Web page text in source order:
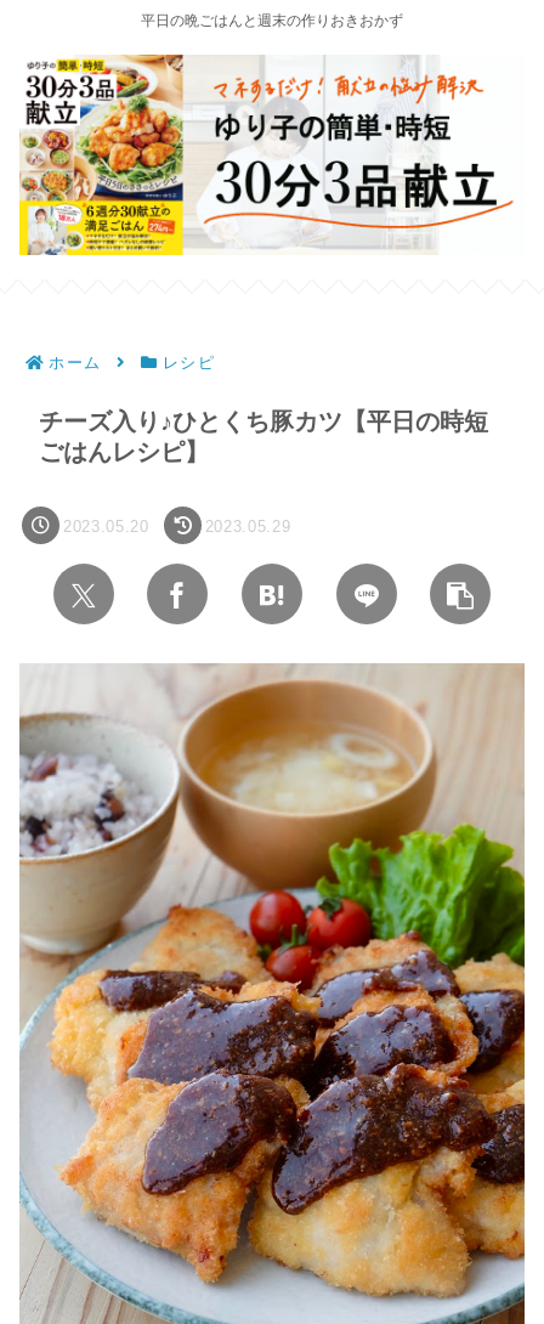
平日の晩ごはんと週末の作りおきおかず
ホーム レシピ
チーズ入り♪ひとくち豚カツ【平日の時短
ごはんレシピ】
2023.05.20 2023.05.29